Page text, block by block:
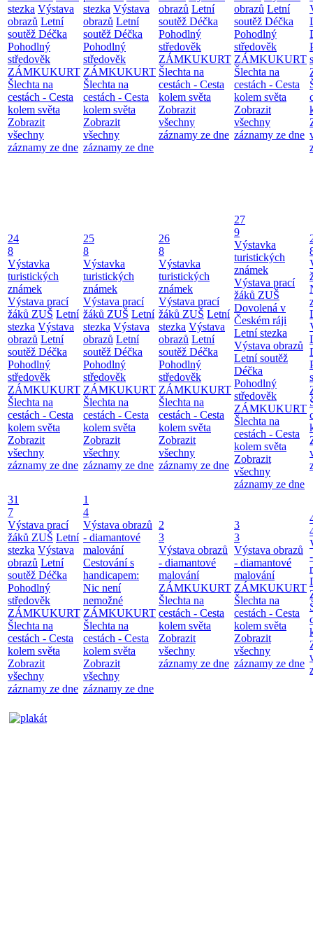
stezka Výstava
obrazů Letní
soutěž Déčka
Pohodlný
středověk
ZÁMKUKURT
Šlechta na
cestách - Cesta
kolem světa
Zobrazit
všechny
záznamy ze dne
stezka Výstava
obrazů Letní
soutěž Déčka
Pohodlný
středověk
ZÁMKUKURT
Šlechta na
cestách - Cesta
kolem světa
Zobrazit
všechny
záznamy ze dne
obrazů Letní
soutěž Déčka
Pohodlný
středověk
ZÁMKUKURT
Šlechta na
cestách - Cesta
kolem světa
Zobrazit
všechny
záznamy ze dne
obrazů Letní
soutěž Déčka
Pohodlný
středověk
ZÁMKUKURT
Šlechta na
cestách - Cesta
kolem světa
Zobrazit
všechny
záznamy ze dne
24
8
Výstavka
turistických
známek
Výstava prací
žáků ZUŠ Letní
stezka Výstava
obrazů Letní
soutěž Déčka
Pohodlný
středověk
ZÁMKUKURT
Šlechta na
cestách - Cesta
kolem světa
Zobrazit
všechny
záznamy ze dne
25
8
Výstavka
turistických
známek
Výstava prací
žáků ZUŠ Letní
stezka Výstava
obrazů Letní
soutěž Déčka
Pohodlný
středověk
ZÁMKUKURT
Šlechta na
cestách - Cesta
kolem světa
Zobrazit
všechny
záznamy ze dne
26
8
Výstavka
turistických
známek
Výstava prací
žáků ZUŠ Letní
stezka Výstava
obrazů Letní
soutěž Déčka
Pohodlný
středověk
ZÁMKUKURT
Šlechta na
cestách - Cesta
kolem světa
Zobrazit
všechny
záznamy ze dne
27
9
Výstavka
turistických
známek
Výstava prací
žáků ZUŠ
Dovolená v
Českém ráji
Letní stezka
Výstava obrazů
Letní soutěž
Déčka
Pohodlný
středověk
ZÁMKUKURT
Šlechta na
cestách - Cesta
kolem světa
Zobrazit
všechny
záznamy ze dne
31
7
Výstava prací
žáků ZUŠ Letní
stezka Výstava
obrazů Letní
soutěž Déčka
Pohodlný
středověk
ZÁMKUKURT
Šlechta na
cestách - Cesta
kolem světa
Zobrazit
všechny
záznamy ze dne
1
4
Výstava obrazů
- diamantové
malování
Cestování s
handicapem:
Nic není
nemožné
ZÁMKUKURT
Šlechta na
cestách - Cesta
kolem světa
Zobrazit
všechny
záznamy ze dne
2
3
Výstava obrazů
- diamantové
malování
ZÁMKUKURT
Šlechta na
cestách - Cesta
kolem světa
Zobrazit
všechny
záznamy ze dne
3
3
Výstava obrazů
- diamantové
malování
ZÁMKUKURT
Šlechta na
cestách - Cesta
kolem světa
Zobrazit
všechny
záznamy ze dne